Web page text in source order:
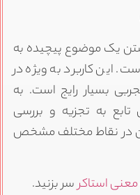
یک موضوع پیچیده به
این کاربرد به ویژه در
بسیار رایج است. به
تابع به تجزیه و بررسی
آن در نقاط مختلف مشخص
معنی استاکرسر بزنید.